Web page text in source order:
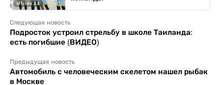
Следующая новость
Подросток устроил стрельбу в школе Таиланда:
есть погибшие (ВИДЕО)
Предыдущая новость
Автомобиль с человеческим скелетом нашел рыбак
в Москве